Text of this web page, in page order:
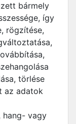
bármely
így
rögzítése,
törlése
az adatok
hang- vagy